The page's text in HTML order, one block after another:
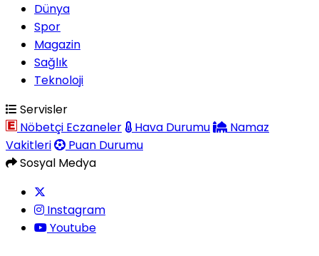
Dünya
Spor
Magazin
Sağlık
Teknoloji
Servisler
Nöbetçi Eczaneler
Hava Durumu
Namaz
Vakitleri
Puan Durumu
Sosyal Medya
Instagram
Youtube